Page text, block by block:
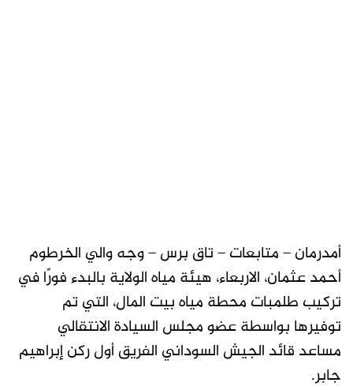
أمدرمان – متابعات – تاق برس – وجه والي الخرطوم
أحمد عثمان، الاربعاء، هيئة مياه الولاية بالبدء فورًا في
تركيب طلمبات محطة مياه بيت المال، التي تم
توفيرها بواسطة عضو مجلس السيادة الانتقالي
مساعد قائد الجيش السوداني الفريق أول ركن إبراهيم
جابر.